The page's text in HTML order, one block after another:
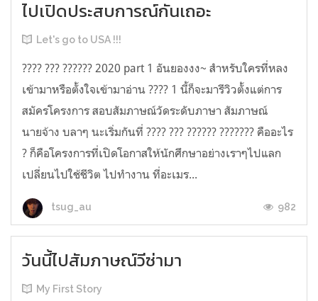
ไปเปิดประสบการณ์กันเถอะ
Let's go to USA !!!
???? ??? ?????? 2020 part 1 อันยองงง~ สำหรับใครที่หลง
เข้ามาหรือตั้งใจเข้ามาอ่าน ???? 1 นี้ก็จะมารีวิวตั้งแต่การ
สมัครโครงการ สอบสัมภาษณ์วัดระดับภาษา สัมภาษณ์
นายจ้าง บลาๆ นะเริ่มกันที่ ???? ??? ?????? ??????? คืออะไร
? ก็คือโครงการที่เปิดโอกาสให้นักศึกษาอย่างเราๆไปแลก
เปลี่ยนไปใช้ชีวิต ไปทำงาน ที่อะเมร...
tsug_au 982
วันนี้ไปสัมภาษณ์วีซ่ามา
My First Story